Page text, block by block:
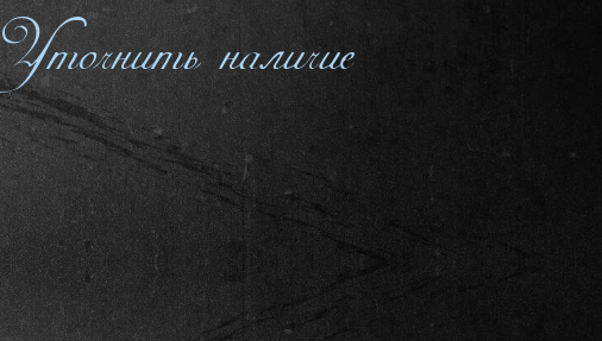
Уточнить наличие